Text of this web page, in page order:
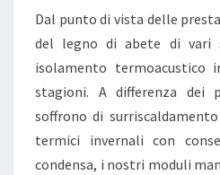
L
U
Z
I
O
N
E
Dal punto di vista delle
del legno di abete di vari
isolamento termoacustico
stagioni. A differenza dei
soffrono di
termici invernali con
condensa, i nostri moduli